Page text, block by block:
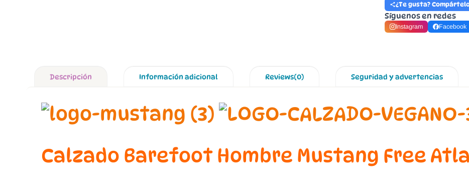
¿Te gusta?
Síguenos en redes
Instagram Facebook
Descripción Información adicional Reviews(0) Seguridad y advertencias
Calzado Barefoot Hombre Mustang Free